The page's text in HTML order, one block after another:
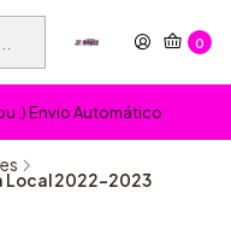
0
:) Envio Automático
Local 2022-2023